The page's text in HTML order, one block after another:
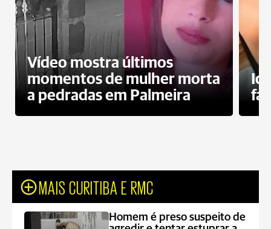
Vídeo mostra últimos
momentos de mulher morta
a pedradas em Palmeira
MAIS CURITIBA E RMC
Homem é preso suspeito de